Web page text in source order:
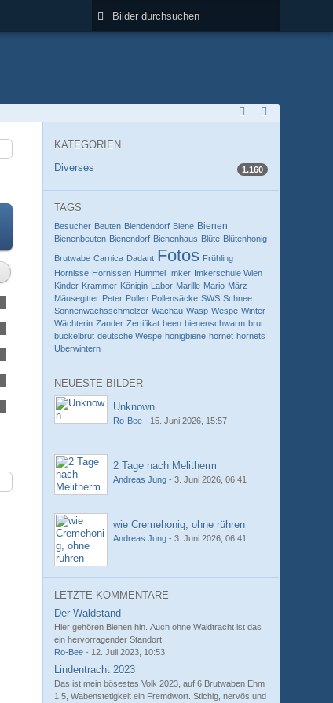
KATEGORIEN
Diverses
1.160
TAGS
Besucher Beuten Biendendorf Biene Bienen
Bienenbeuten Bienendorf Bienenhaus Blüte Blütenhonig
Brutwabe Carnica Dadant Fotos Frühling
Hornisse Hornissen Hummel Imker Imkerschule Wien
Kinder Krammer Königin Labor Marille Mario März
Mäusegitter Peter Pollen Pollensäcke SWS Schnee
Sonnenwachsschmelzer Wachau Wasp Wespe Winter
Wächterin Zander Zertifikat been bienenschwarm brut
buckelbrut deutsche Wespe honigbiene hornet hornets
Überwintern
NEUESTE BILDER
Unknown
Ro-Bee - 15. Juni 2026, 15:57
2 Tage nach Melitherm
Andreas Jung -3. Juni 2026, 06:41
wie Cremehonig, ohne rühren
Andreas Jung -3. Juni 2026, 06:41
LETZTE KOMMENTARE
Der Waldstand
Hier gehören Bienen hin. Auch ohne Waldtracht ist das
ein hervorragender Standort.
Ro-Bee - 12. Juli 2023, 10:53
Lindentracht 2023
Das ist mein bösestes Volk 2023, auf 6 Brutwaben Ehm
1,5, Wabenstetigkeit ein Fremdwort. Stichig, nervös und